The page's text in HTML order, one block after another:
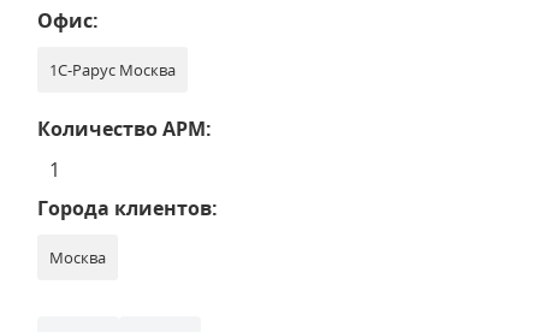
Офис:
1С-Рарус Москва
Количество АРМ:
1
Города клиентов:
Москва